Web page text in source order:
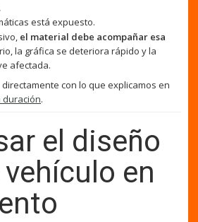
está expuesto.
el material debe acompañar esa
la gráfica se deteriora rápido y la
afectada.
con lo que explicamos en
duración.
el diseño
en